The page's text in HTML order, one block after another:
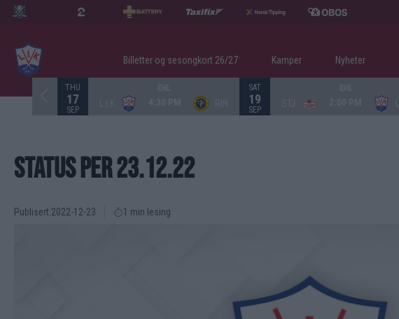
Billetter og sesongkort 26/27 Kamper Nyheter
THU
17
SEP
SAT
19
SEP
STATUS PER 23.12.22
Publisert:2022-12-23 1 min lesing